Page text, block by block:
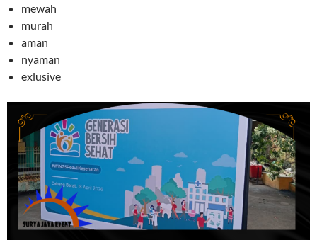
mewah
murah
aman
nyaman
exlusive